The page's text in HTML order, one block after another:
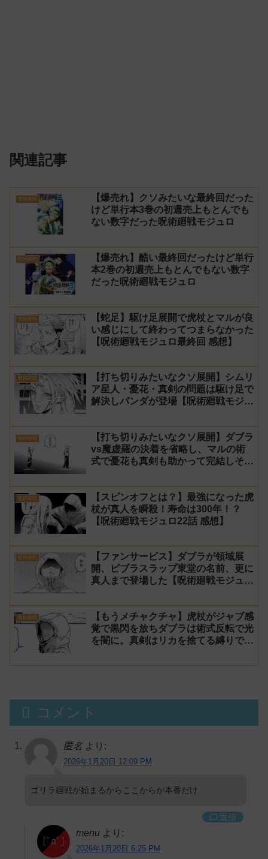
関連記事
呪術廻戦
【爆売れ】クソみたいな最終回だった
けど単行本3巻の初週売上もとんでも
ない数字だった呪術廻戦モジュロ
呪術廻戦
【爆売れ】酷い最終回だったけど単行
本2巻の初週売上もとんでもない数字
だった呪術廻戦モジュロ
呪術廻戦
【蛇足】駆け足展開で虎杖とマルが良
い感じにして終わってつまらなかった
【呪術廻戦モジュロ最終回 感想】
呪術廻戦
【打ち切りみたいなクソ展開】シムリ
ア星人・憂花・真剣の問題は駆け足で
解決しパンダが登場【呪術廻戦モジュ
呪術廻戦
【打ち切りみたいなクソ展開】ダブラ
vs魔虚羅の決着を省略し、マルの術
式で憂花も真剣も助かって完結しそう
呪術廻戦
【スピンオフとは？】最強になった虎
杖が真人を瞬殺！寿命は300年！？
【呪術廻戦モジュロ22話 感想】
呪術廻戦
【ファンサービス】ダブラが領域展
開、ビブラスラップ東堂の名前、更に
真人まで登場した【呪術廻戦モジュロ
呪術廻戦
【もうメチャクチャ】虎杖がジャブ感
覚で黒閃を放ちダブラは術式反転で光
を闇に。真剣はリカを捨てる縛りでマ
想】
コメント
匿名 より:
2026年1月20日 12:09 PM
ゴリラ廻戦が始まるからここからが本番だけ
返信
menu より:
2026年1月20日 6:25 PM